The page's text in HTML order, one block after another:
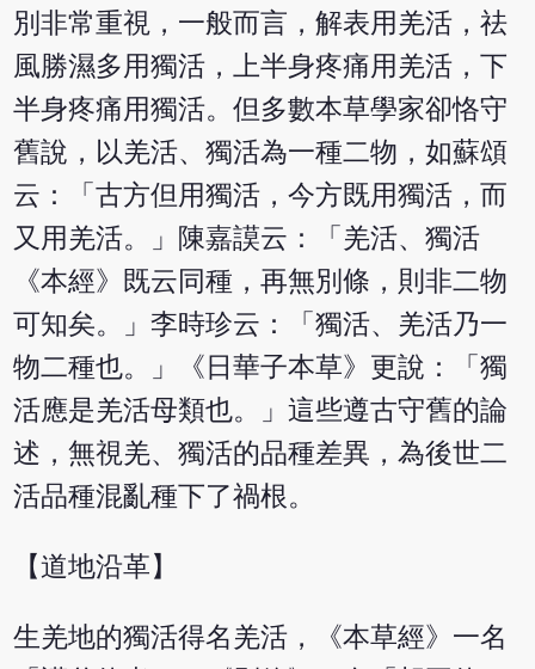
別非常重視，一般而言，解表用羌活，祛
風勝濕多用獨活，上半身疼痛用羌活，下
半身疼痛用獨活。但多數本草學家卻恪守
舊說，以羌活、獨活為一種二物，如蘇頌
云：「古方但用獨活，今方既用獨活，而
又用羌活。」陳嘉謨云：「羌活、獨活
《本經》既云同種，再無別條，則非二物
可知矣。」李時珍云：「獨活、羌活乃一
物二種也。」《日華子本草》更說：「獨
活應是羌活母類也。」這些遵古守舊的論
述，無視羌、獨活的品種差異，為後世二
活品種混亂種下了禍根。
【道地沿革】
生羌地的獨活得名羌活，《本草經》一名